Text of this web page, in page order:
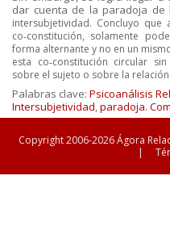
dar cuenta de la paradoja de
intersubjetividad. Concluyo que
co‐constitución, solamente
forma alternante y no en un
esta co‐constitución circular
sobre el sujeto o sobre la relación.
Palabras clave: Psicoanálisis
Intersubjetividad,paradoja.
Copyright 2006-2026 Ágora
|